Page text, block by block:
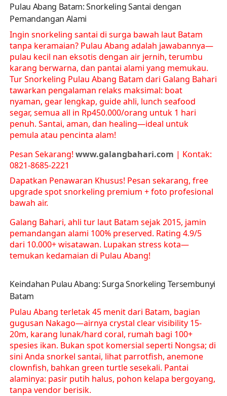
Pulau Abang Batam: Snorkeling Santai dengan
Pemandangan Alami
Ingin snorkeling santai di surga bawah laut Batam
tanpa keramaian? Pulau Abang adalah jawabannya—
pulau kecil nan eksotis dengan air jernih, terumbu
karang berwarna, dan pantai alami yang memukau.
Tur Snorkeling Pulau Abang Batam dari Galang Bahari
tawarkan pengalaman relaks maksimal: boat
nyaman, gear lengkap, guide ahli, lunch seafood
segar, semua all in Rp450.000/orang untuk 1 hari
penuh. Santai, aman, dan healing—ideal untuk
pemula atau pencinta alam!
Pesan Sekarang!www.galangbahari.com | Kontak:
0821-8685-2221
Dapatkan Penawaran Khusus! Pesan sekarang, free
upgrade spot snorkeling premium + foto profesional
bawah air.
Galang Bahari, ahli tur laut Batam sejak 2015, jamin
pemandangan alami 100% preserved. Rating 4.9/5
dari 10.000+ wisatawan. Lupakan stress kota—
temukan kedamaian di Pulau Abang!
Keindahan Pulau Abang: Surga Snorkeling Tersembunyi
Batam
Pulau Abang terletak 45 menit dari Batam, bagian
gugusan Nakago—airnya crystal clear visibility 15-
20m, karang lunak/hard coral, rumah bagi 100+
spesies ikan. Bukan spot komersial seperti Nongsa; di
sini Anda snorkel santai, lihat parrotfish, anemone
clownfish, bahkan green turtle sesekali. Pantai
alaminya: pasir putih halus, pohon kelapa bergoyang,
tanpa vendor berisik.